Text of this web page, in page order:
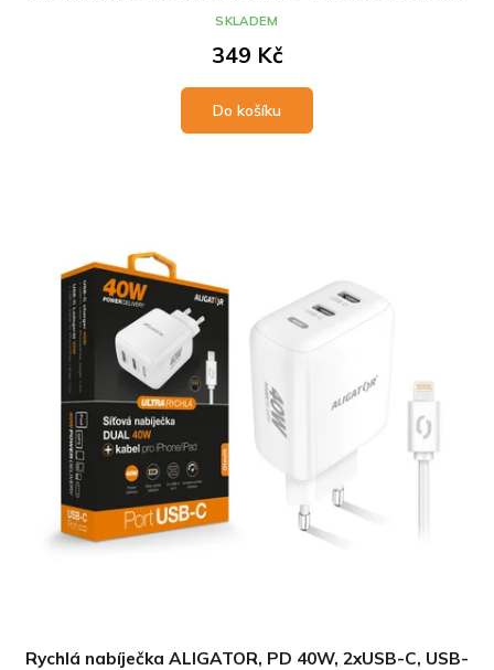
349 Kč
Do košíku
SKLADEM
Rychlá nabíječka ALIGATOR, PD 40W, 2xUSB-C, USB-